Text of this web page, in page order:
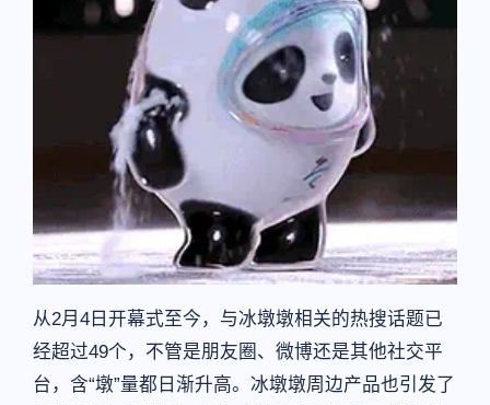
从2月4日开幕式至今，与冰墩墩相关的热搜话题已
经超过49个，不管是朋友圈、微博还是其他社交平
台，含“墩”量都日渐升高。冰墩墩周边产品也引发了